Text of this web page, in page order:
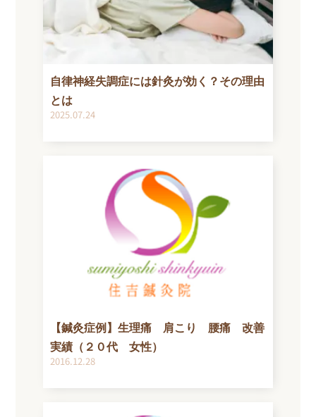
自律神経失調症には針灸が効く？その理由
とは
2025.07.24
【鍼灸症例】生理痛 肩こり 腰痛 改善
実績（２０代 女性）
2016.12.28